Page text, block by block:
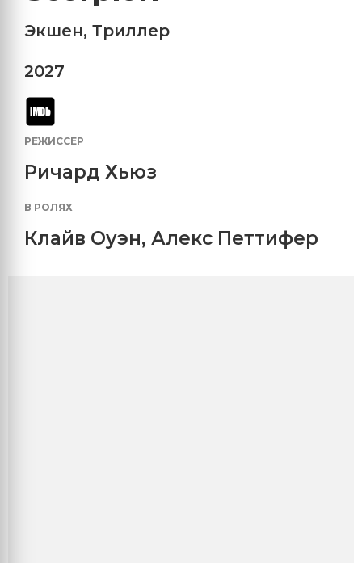
Экшен, Триллер
2027
РЕЖИССЕР
Ричард Хьюз
В РОЛЯХ
Клайв Оуэн, Алекс Петтифер